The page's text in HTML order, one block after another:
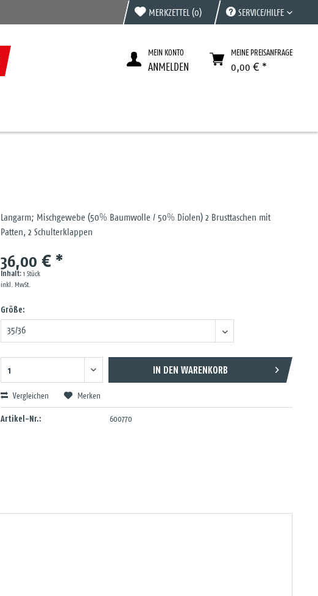
MERKZETTEL (0) SERVICE/HILFE
MEIN KONTO
ANMELDEN
MEINE PREISANFRAGE
0,00 € *
Langarm; Mischgewebe (50% Baumwolle / 50% Diolen) 2 Brusttaschen mit
Patten, 2 Schulterklappen
36,00 € *
Inhalt:1 Stück
inkl. MwSt.
Größe:
IN DEN WARENKORB
Vergleichen Merken
Artikel-Nr.: 600770